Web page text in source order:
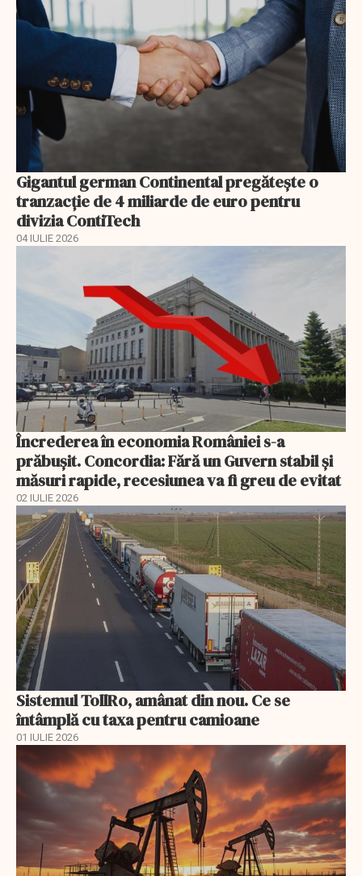
Gigantul german Continental pregătește o
tranzacție de 4 miliarde de euro pentru
divizia ContiTech
04 IULIE 2026
Încrederea în economia României s-a
prăbușit. Concordia: Fără un Guvern stabil și
măsuri rapide, recesiunea va fi greu de evitat
02 IULIE 2026
Sistemul TollRo, amânat din nou. Ce se
întâmplă cu taxa pentru camioane
01 IULIE 2026